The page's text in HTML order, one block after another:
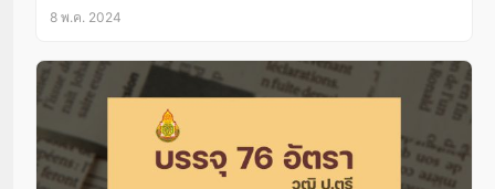
8 พ.ค. 2024